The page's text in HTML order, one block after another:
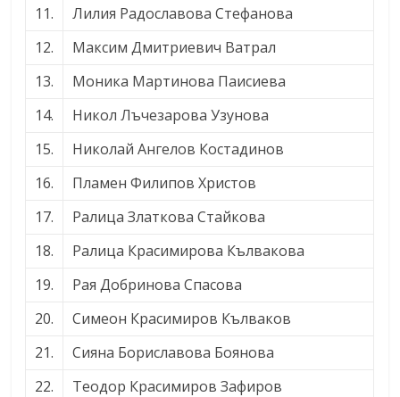
11.
Лилия Радославова Стефанова
12.
Максим Дмитриевич Ватрал
13.
Моника Мартинова Паисиева
14.
Никол Лъчезарова Узунова
15.
Николай Ангелов Костадинов
16.
Пламен Филипов Христов
17.
Ралица Златкова Стайкова
18.
Ралица Красимирова Кълвакова
19.
Рая Добринова Спасова
20.
Симеон Красимиров Кълваков
21.
Сияна Бориславова Боянова
22.
Теодор Красимиров Зафиров